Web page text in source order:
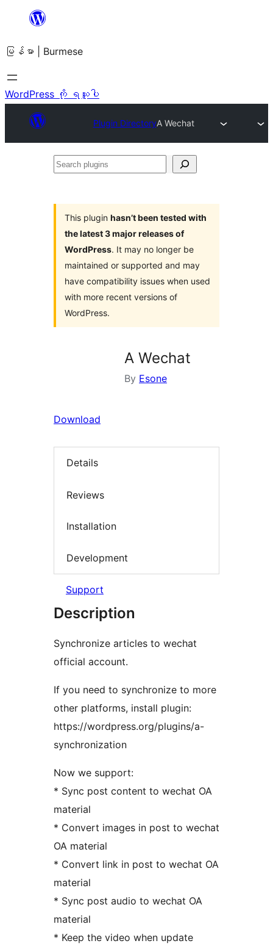
အကြောင်းအရာ
ကျော်သွား
ရန်
မြန်မာ | Burmese
WordPress ကို ရယူပါ
Plugin DirectoryA Wechat
Search
This plugin hasn’t been tested with
the latest 3 major releases of
WordPress. It may no longer be
maintained or supported and may
have compatibility issues when used
with more recent versions of
WordPress.
A Wechat
By Esone
Download
Details
Reviews
Installation
Development
Support
Description
Synchronize articles to wechat
official account.
If you need to synchronize to more
other platforms, install plugin:
https://wordpress.org/plugins/a-
synchronization
Now we support:
* Sync post content to wechat OA
material
* Convert images in post to wechat
OA material
* Convert link in post to wechat OA
material
* Sync post audio to wechat OA
material
* Keep the video when update